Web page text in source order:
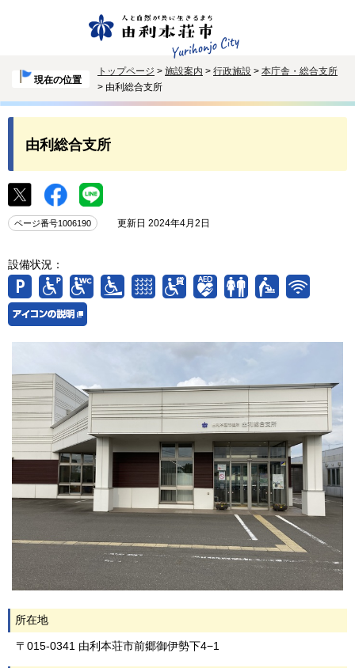
現在の位置
トップページ > 施設案内 > 行政施設 > 本庁舎・総合支所
> 由利総合支所
由利総合支所
ページ番号1006190 更新日 2024年4月2日
設備状況：
所在地
〒015-0341 由利本荘市前郷御伊勢下4−1